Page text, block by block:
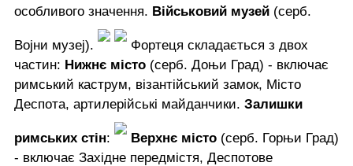
особливого значення. Військовий музей (серб.
Војни музеј).
Фортеця складається з двох
частин: Нижнє місто (серб. Доњи Град) - включає
римський каструм, візантійський замок, Місто
Деспота, артилерійські майданчики. Залишки
римських стін: Верхнє місто (серб. Горњи Град)
- включає Західне передмістя, Деспотове